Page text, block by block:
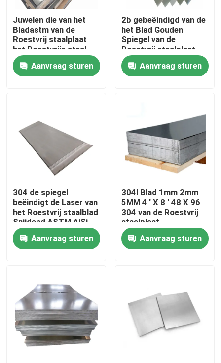
Huis
Ongeveer ons
Fabrieksreis
Kwaliteitscontrole
Contact de V.S.
Verzoek om een Citaat
roestvrij staal om buis
Juwelen die van het
Bladastm van de
Roestvrij staalplaat
het Roestvrije staal
tot Blad 304 maken
Blad voor Ktv
Aanvraag sturen
2b gebeëindigd van de
het Blad Gouden
Spiegel van de
Roestvrij staalplaat
het Roestvrije
staalblad 304 Sus 304
Aanvraag sturen
304 de spiegel
beëindigt de Laser van
het Roestvrij staalblad
Snijdend ASTM AiSi
SUS 201 304L 316
410 430Aanvraag sturen
304l Blad 1mm 2mm
5MM 4 ' X 8 ' 48 X 96
304 van de Roestvrij
staalplaat
Aanvraag sturen